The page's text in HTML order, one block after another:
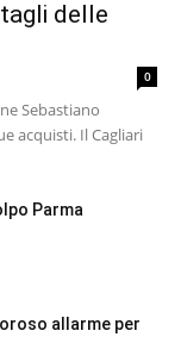
delle
0
Sebastiano
acquisti. Il Cagliari
Parma
allarme per